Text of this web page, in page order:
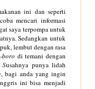
ini dan seperti
mencari informasi
saya terpompa untuk
Sedangkan untuk
lembut dengan rasa
boro di temani dengan
Susahnya punya lidah
, bagi anda yang ingin
ini bisa menjadi